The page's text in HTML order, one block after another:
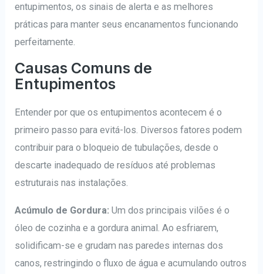
entupimentos, os sinais de alerta e as melhores
práticas para manter seus encanamentos funcionando
perfeitamente.
Causas Comuns de
Entupimentos
Entender por que os entupimentos acontecem é o
primeiro passo para evitá-los. Diversos fatores podem
contribuir para o bloqueio de tubulações, desde o
descarte inadequado de resíduos até problemas
estruturais nas instalações.
Acúmulo de Gordura: Um dos principais vilões é o
óleo de cozinha e a gordura animal. Ao esfriarem,
solidificam-se e grudam nas paredes internas dos
canos, restringindo o fluxo de água e acumulando outros